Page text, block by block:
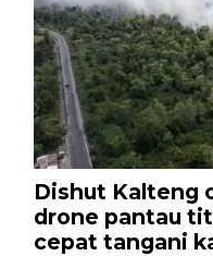
Dishut Kalteng
drone pantau
cepat tangani